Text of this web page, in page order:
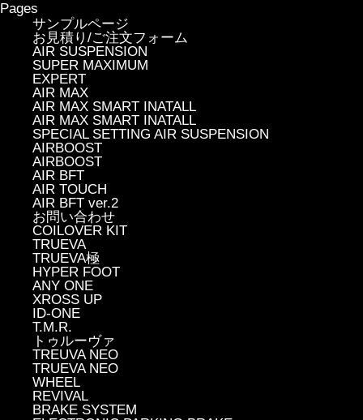
Pages
サンプルページ
お見積り/ご注文フォーム
AIR SUSPENSION
SUPER MAXIMUM
EXPERT
AIR MAX
AIR MAX SMART INATALL
AIR MAX SMART INATALL
SPECIAL SETTING AIR SUSPENSION
AIRBOOST
AIRBOOST
AIR BFT
AIR TOUCH
AIR BFT ver.2
お問い合わせ
COILOVER KIT
TRUEVA
TRUEVA極
HYPER FOOT
ANY ONE
XROSS UP
ID-ONE
T.M.R.
トゥルーヴァ
TREUVA NEO
TRUEVA NEO
WHEEL
REVIVAL
BRAKE SYSTEM